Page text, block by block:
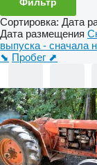
Сортировка: Дата
Дата размещения
выпуска - сначала
⬊ Пробег ⬈